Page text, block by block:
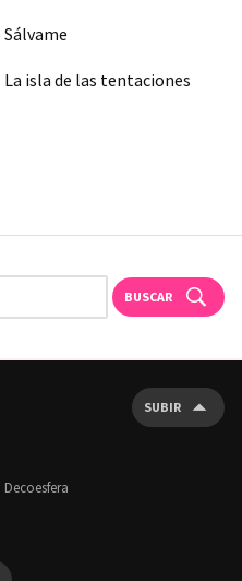
Sálvame
La isla de las tentaciones
BUSCAR
SUBIR
Decoesfera